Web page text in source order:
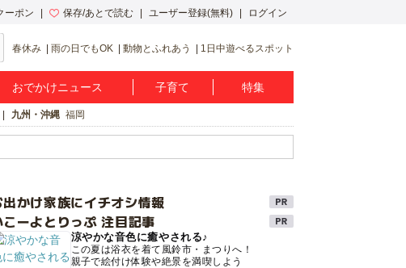
ーポン 保存/あとで読む ユーザー登録(無料) ログイン
春休み 雨の日でもOK 動物とふれあう 1日中遊べるスポット
おでかけニュース 子育て 特集
九州・沖縄 福岡
出かけ家族にイチオシ情報
こーよとりっぷ 注目記事
涼やかな音色に癒やされる♪
この夏は浴衣を着て風鈴市・まつりへ！
親子で絵付け体験や絶景を満喫しよう